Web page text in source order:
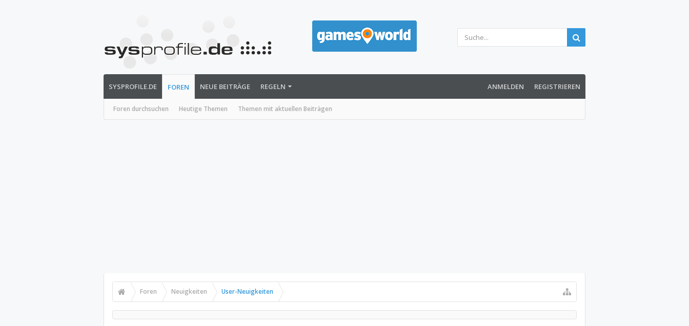
SYSPROFILE.DE FOREN
Foren durchsuchen Heutige Themen Themen mit aktuellen Beiträgen
NEUE BEITRÄGE REGELN ANMELDEN REGISTRIEREN
Foren Neuigkeiten User-Neuigkeiten